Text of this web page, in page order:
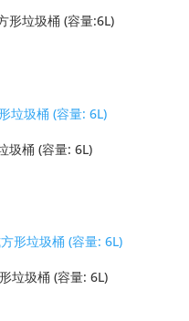
形垃圾桶 (容量:6L)
圾桶 (容量: 6L)
垃圾桶 (容量: 6L)